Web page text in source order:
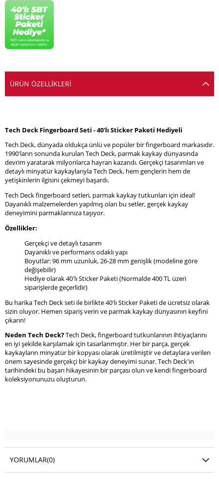
ÜRÜN ÖZELLIKLERI
Tech Deck Fingerboard Seti - 40'lı Sticker Paketi Hediyeli
Tech Deck, dünyada oldukça ünlü ve popüler bir fingerboard markasıdır.
1990'ların sonunda kurulan Tech Deck, parmak kaykay dünyasında
devrim yaratarak milyonlarca hayran kazandı. Gerçekçi tasarımları ve
detaylı minyatür kaykaylarıyla Tech Deck, hem gençlerin hem de
yetişkinlerin ilgisini çekmeyi başardı.
Tech Deck fingerboard setleri, parmak kaykay tutkunları için ideal!
Dayanıklı malzemelerden yapılmış olan bu setler, gerçek kaykay
deneyimini parmaklarınıza taşıyor.
Özellikler:
Gerçekçi ve detaylı tasarım
Dayanıklı ve performans odaklı yapı
Boyutlar: 96 mm uzunluk, 26-28 mm genişlik (modeline göre
değişebilir)
Hediye olarak 40'lı Sticker Paketi (Normalde 400 TL üzeri
siparişlerde geçerlidir)
Bu harika Tech Deck seti ile birlikte 40'lı Sticker Paketi de ücretsiz olarak
sizin oluyor. Hemen sipariş verin ve parmak kaykay dünyasının keyfini
çıkarın!
Neden Tech Deck?Tech Deck, fingerboard tutkunlarının ihtiyaçlarını
en iyi şekilde karşılamak için tasarlanmıştır. Her bir parça, gerçek
kaykayların minyatür bir kopyası olarak üretilmiştir ve detaylara verilen
önem sayesinde gerçekçi bir kaykay deneyimi sunar. Tech Deck'in
tarihindeki bu başarı hikayesinin bir parçası olun ve kendi fingerboard
koleksiyonunuzu oluşturun.
YORUMLAR(0)